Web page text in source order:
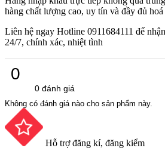
hàng chất lượng cao, uy tín và đầy đủ
Liên hệ ngay Hotline 0911684111 để
24/7, chính xác, nhiệt tình
0
0 đánh giá
Không có đánh giá nào cho sản phẩm này.
Hỗ trợ đăng kí, đăng kiểm